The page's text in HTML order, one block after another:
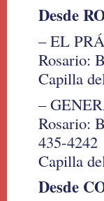
Desde
– EL
Rosario:
Capilla
–
Rosario:
435-4242
Capilla
Desde